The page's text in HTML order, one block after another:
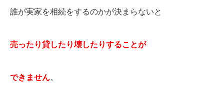
誰が実家を相続をするのかが決まらないと
売ったり貸したり壊したりすることが
できません。